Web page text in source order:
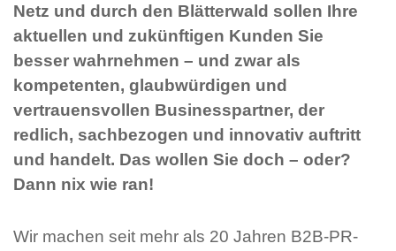
Netz und durch den Blätterwald sollen Ihre
aktuellen und zukünftigen Kunden Sie
besser wahrnehmen – und zwar als
kompetenten, glaubwürdigen und
vertrauensvollen Businesspartner, der
redlich, sachbezogen und innovativ auftritt
und handelt. Das wollen Sie doch – oder?
Dann nix wie ran!
Wir machen seit mehr als 20 Jahren B2B-PR-